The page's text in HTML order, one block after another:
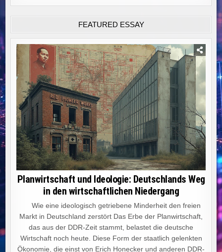
FEATURED ESSAY
Planwirtschaft und Ideologie: Deutschlands Weg
in den wirtschaftlichen Niedergang
Wie eine ideologisch getriebene Minderheit den freien
Markt in Deutschland zerstört Das Erbe der Planwirtschaft,
das aus der DDR-Zeit stammt, belastet die deutsche
Wirtschaft noch heute. Diese Form der staatlich gelenkten
Ökonomie, die einst von Erich Honecker und anderen DDR-